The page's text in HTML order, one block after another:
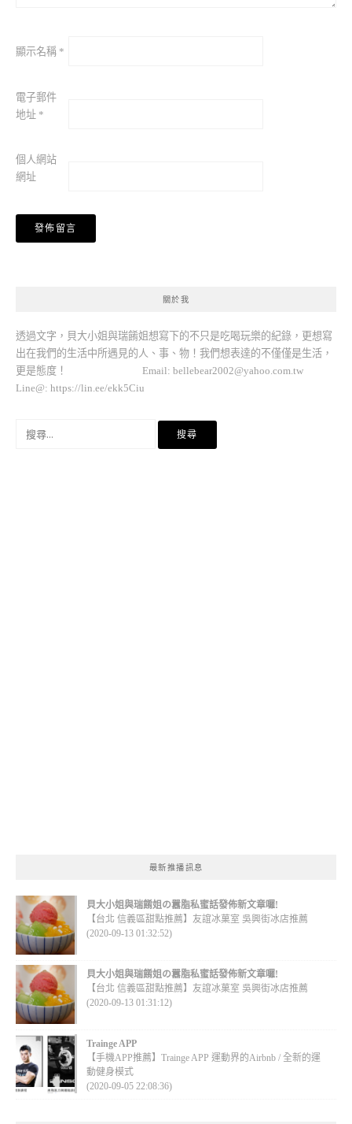
顯示名稱 *
電子郵件
地址 *
個人網站
網址
關於我
透過文字，貝大小姐與瑞餚姐想寫下的不只是吃喝玩樂的紀錄，更想寫
出在我們的生活中所遇見的人、事、物！我們想表達的不僅僅是生活，
更是態度！ Email: bellebear2002@yahoo.com.tw
Line@: https://lin.ee/ekk5Ciu
最新推播訊息
貝大小姐與瑞餚姐の囂脂私蜜話發佈新文章囉!
【台北 信義區甜點推薦】友誼冰菓室 吳興街冰店推薦
(2020-09-13 01:32:52)
貝大小姐與瑞餚姐の囂脂私蜜話發佈新文章囉!
【台北 信義區甜點推薦】友誼冰菓室 吳興街冰店推薦
(2020-09-13 01:31:12)
Trainge APP
【手機APP推薦】Trainge APP 運動界的Airbnb / 全新的運
動健身模式
(2020-09-05 22:08:36)